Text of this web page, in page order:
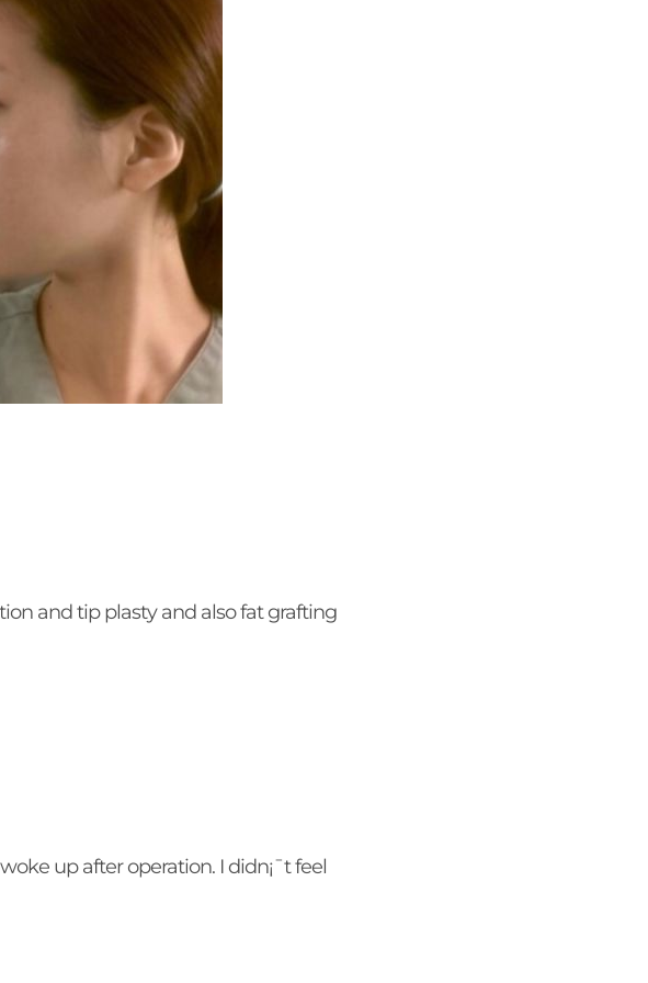
and tip plasty and also fat grafting
up after operation. I didn¡¯t feel